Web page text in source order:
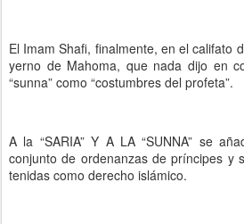
El Imam Shafi, finalmente, en el califato
yerno de Mahoma, que nada dijo en
“sunna” como “costumbres del profeta”.
A la “SARIA” Y A LA “SUNNA” se
conjunto de ordenanzas de príncipes y
tenidas como derecho islámico.